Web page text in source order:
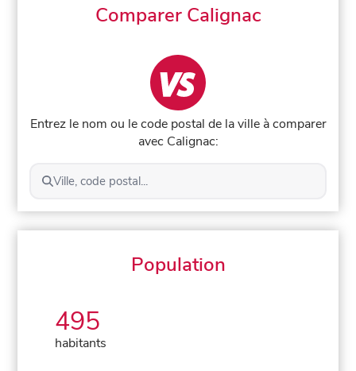
Comparer Calignac
Entrez le nom ou le code postal de la ville à comparer
avec Calignac:
Ville, code postal...
Population
495
habitants